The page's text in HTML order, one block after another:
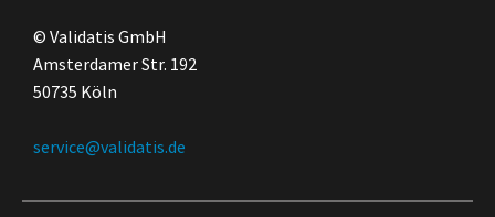
© Validatis GmbH
Amsterdamer Str. 192
50735 Köln
service@validatis.de